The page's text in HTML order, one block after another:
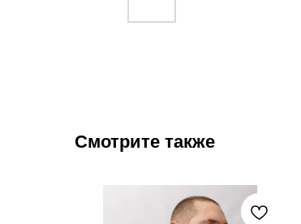
Смотрите также